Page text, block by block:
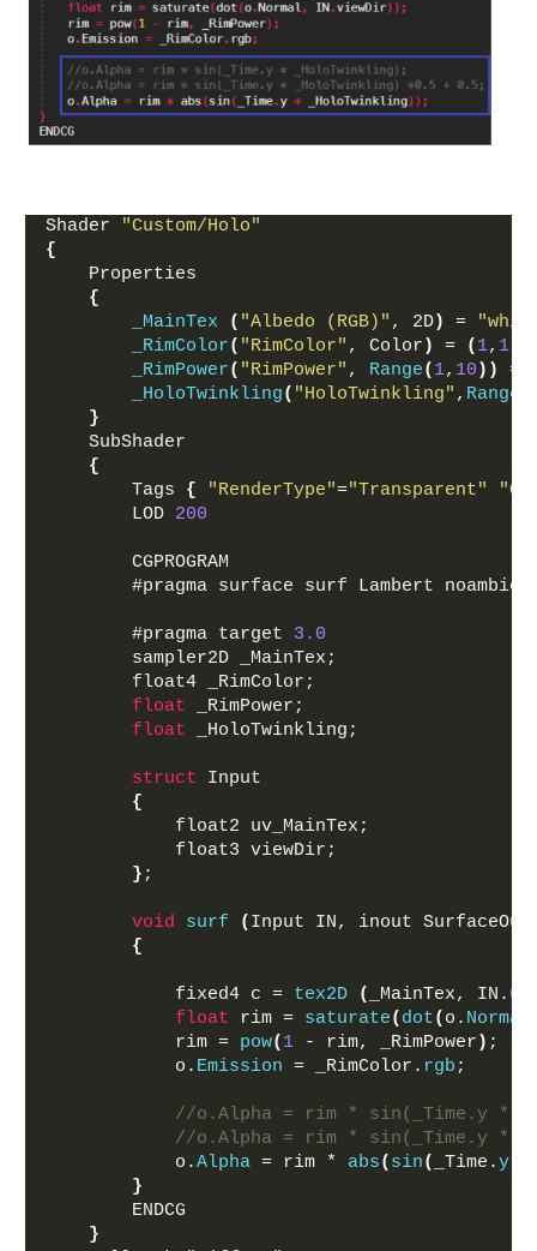
Shader
"Custom/Holo"
{
    Properties
{
_MainTex
( "Albedo (RGB)" , 2D) =
_RimColor( "RimColor" , Color ) = ( 1, 1
_RimPower( "RimPower" , Range( 1, 10 )) =
_HoloTwinkling( "HoloTwinkling" , Range
}
    SubShader
{
        Tags
{ "RenderType"="Transparent"
        LOD
200
        CGPROGRAM
#pragma surface surf Lambert
        #pragma target
3.0
        sampler2D _MainTex;
        float4 _RimColor;
float _RimPower;
float _HoloTwinkling;
struct Input
{
            float2 uv_MainTex;
            float3 viewDir;
} ;
void surf ( Input IN, inout
{
            fixed4 c =
tex2D ( _MainTex, IN.
float rim = saturate( dot( o. Normal
            rim =
pow( 1 - rim, _RimPower ) ;
            o.
Emission = _RimColor. rgb ;
//o.Alpha = rim * sin(_Time.y *
//o.Alpha = rim * sin(_Time.y *
            o.
Alpha = rim * abs( sin( _Time.y
}
        ENDCG
}